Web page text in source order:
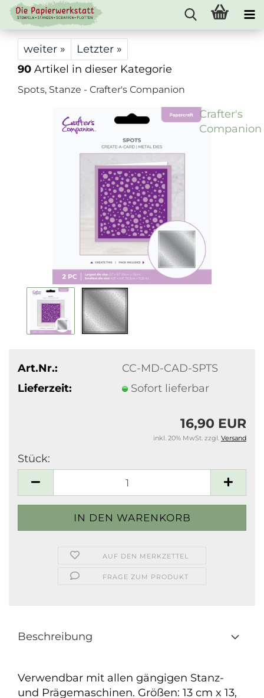
weiter »
Letzter »
90 Artikel in dieser Kategorie
Spots, Stanze - Crafter's Companion
Crafter's
Companion
Art.Nr.:
CC-MD-CAD-SPTS
Lieferzeit:
Sofort lieferbar
16,90 EUR
inkl. 20% MwSt. zzgl. Versand
Stück:
AUF DEN MERKZETTEL
FRAGE ZUM PRODUKT
Beschreibung
Verwendbar mit allen gängigen Stanz-
und Prägemaschinen. Größen: 13 cm x 13,